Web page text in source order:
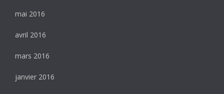
mai 2016
avril 2016
mars 2016
janvier 2016